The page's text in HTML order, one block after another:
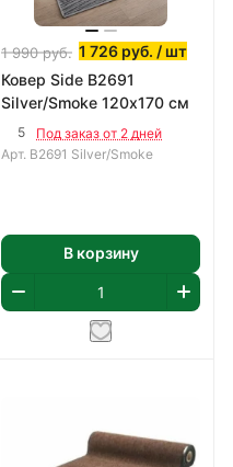
1 990руб. 1 726 руб. / шт
Ковер Side B2691
Silver/Smoke 120х170 см
5
Под заказ от 2 дней
Арт. B2691 Silver/Smoke
В корзину